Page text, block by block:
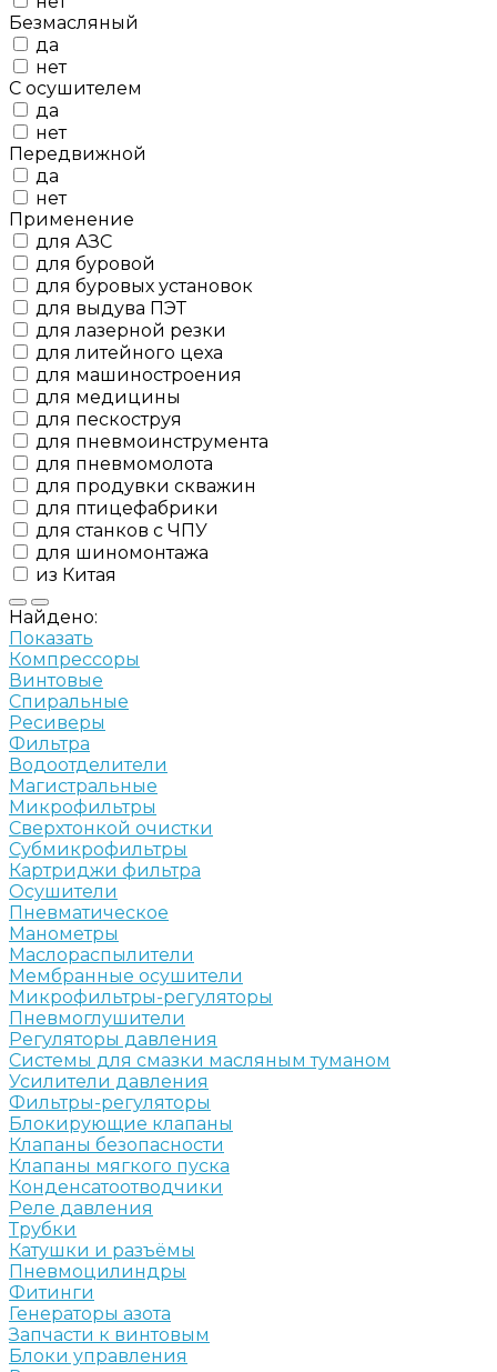
Безмасляный
да
нет
С осушителем
да
нет
Передвижной
да
нет
Применение
для АЗС
для буровой
для буровых установок
для выдува ПЭТ
для лазерной резки
для литейного цеха
для машиностроения
для медицины
для пескоструя
для пневмоинструмента
для пневмомолота
для продувки скважин
для птицефабрики
для станков с ЧПУ
для шиномонтажа
из Китая
Найдено:
Показать
Компрессоры
Винтовые
Спиральные
Ресиверы
Фильтра
Водоотделители
Магистральные
Микрофильтры
Сверхтонкой очистки
Субмикрофильтры
Картриджи фильтра
Осушители
Пневматическое
Манометры
Маслораспылители
Мембранные осушители
Микрофильтры-регуляторы
Пневмоглушители
Регуляторы давления
Системы для смазки масляным туманом
Усилители давления
Фильтры-регуляторы
Блокирующие клапаны
Клапаны безопасности
Клапаны мягкого пуска
Конденсатоотводчики
Реле давления
Трубки
Катушки и разъёмы
Пневмоцилиндры
Фитинги
Генераторы азота
Запчасти к винтовым
Блоки управления